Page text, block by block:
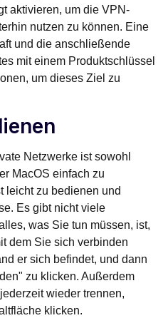
aktivieren, um die VPN-
nutzen zu können. Eine
und die anschließende
mit einem Produktschlüssel
um dieses Ziel zu
Netzwerke ist sowohl
MacOS einfach zu
leicht zu bedienen und
Es gibt nicht viele
was Sie tun müssen, ist,
dem Sie sich verbinden
er sich befindet, und dann
zu klicken. Außerdem
wieder trennen,
klicken.